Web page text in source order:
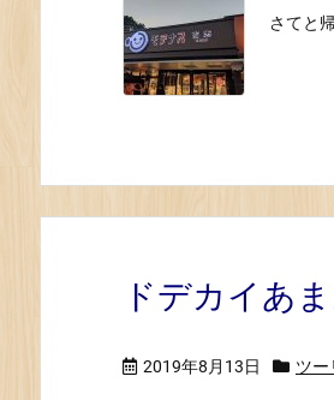
さてと
ドデカイあ
2019年8月13日 ツー